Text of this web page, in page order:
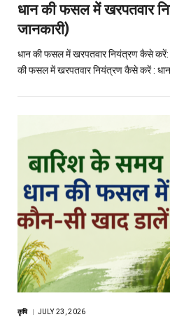
धान की फसल में खरपतवार
जानकारी)
धान की फसल में खरपतवार नियंत्रण कैसे करें:
की फसल में खरपतवार नियंत्रण कैसे करें :
कृषि JULY 23, 2026